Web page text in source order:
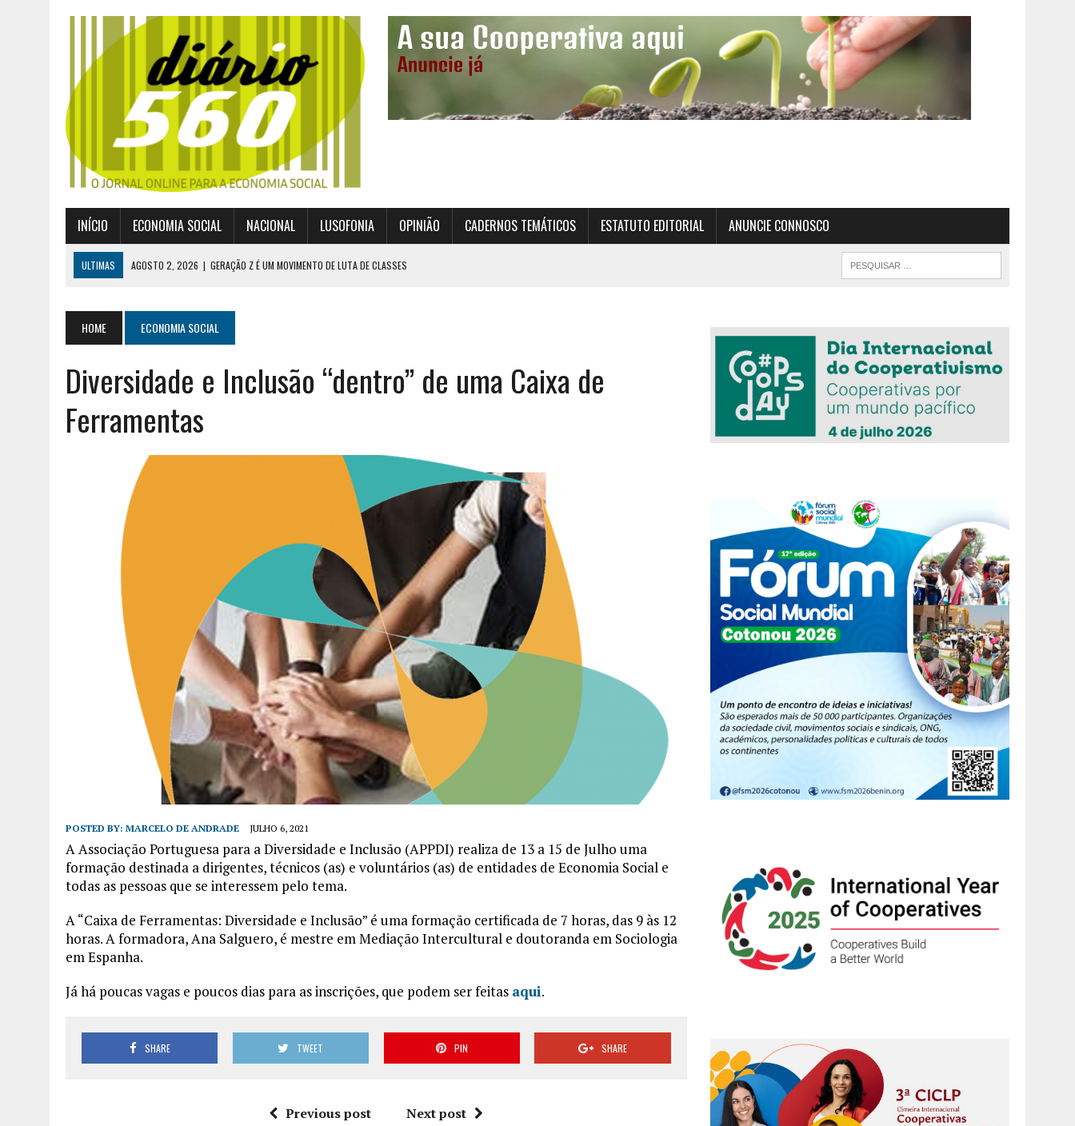
INÍCIO ECONOMIA SOCIAL NACIONAL LUSOFONIA OPINIÃO CADERNOS TEMÁTICOS ESTATUTO EDITORIAL ANUNCIE CONNOSCO
ULTIMAS AGOSTO 2, 2026 | GERAÇÃO Z É UM MOVIMENTO DE LUTA DE CLASSES
JULHO 26, 2026 | UM MARCO QUE REDEFINE O COOPERATIVISMO GLOBAL
AGOSTO 6, 2026
UM ENTRE MUITOS
HOME ECONOMIA SOCIAL
Diversidade e Inclusão “dentro” de uma Caixa de
Ferramentas
POSTED BY: MARCELO DE ANDRADE JULHO 6, 2021
A Associação Portuguesa para a Diversidade e Inclusão (APPDI) realiza de 13 a 15 de Julho uma
formação destinada a dirigentes, técnicos (as) e voluntários (as) de entidades de Economia Social e
todas as pessoas que se interessem pelo tema.
A “Caixa de Ferramentas: Diversidade e Inclusão” é uma formação certificada de 7 horas, das 9 às 12
horas. A formadora, Ana Salguero, é mestre em Mediação Intercultural e doutoranda em Sociologia
em Espanha.
Já há poucas vagas e poucos dias para as inscrições, que podem ser feitas aqui.
SHARE TWEET PIN SHARE
Previous post Next post